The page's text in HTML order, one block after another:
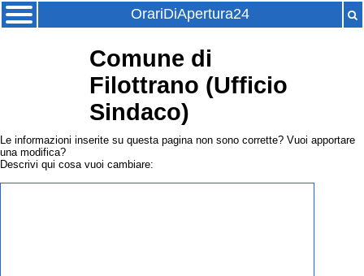
OrariDiApertura24
Comune di
Filottrano (Ufficio
Sindaco)
Le informazioni inserite su questa pagina non sono corrette? Vuoi apportare
una modifica?
Descrivi qui cosa vuoi cambiare: